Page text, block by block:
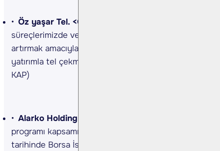
Öz yaşar Tel. <OZYSR TI>
süreçlerimizde verimliliği, kapasiteyi ve kaliteyi
artırmak amacıyla, 560bin EUR tutarında bir
yatırımla tel çekme makinası satın aldı. (Kaynak:
KAP)
Alarko Holding <ALARK TI>
programı kapsamında, Şirket tarafından 31.07.2024
tarihinde Borsa İstanbul'da pay başına ağırlıklı